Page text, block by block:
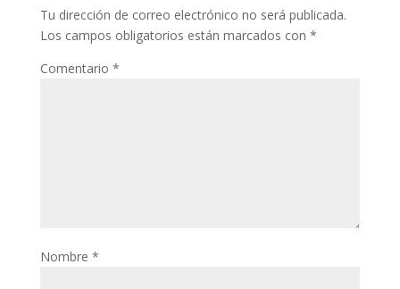
Tu dirección de correo electrónico no será publicada.
Los campos obligatorios están marcados con *
Comentario *
Nombre *